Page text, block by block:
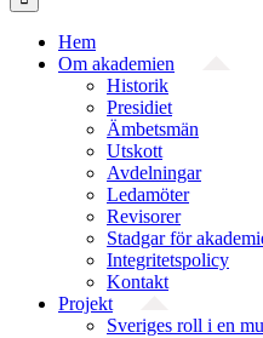
Hem
Om akademien
Historik
Presidiet
Ämbetsmän
Utskott
Avdelningar
Ledamöter
Revisorer
Stadgar för
Integritetspolicy
Kontakt
Projekt
Sveriges roll i en